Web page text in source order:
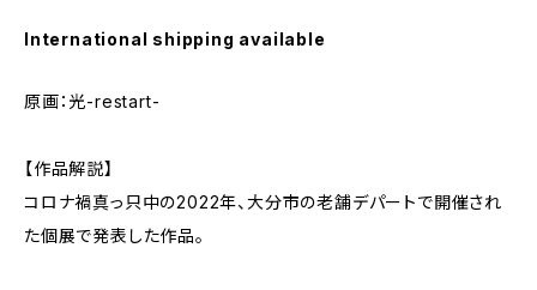
International shipping available
原画：光-restart-
【作品解説】
コロナ禍真っ只中の2022年、大分市の老舗デパートで開催され
た個展で発表した作品。